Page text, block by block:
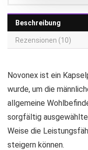
Beschreibung
Rezensionen (10)
Novonex ist ein
wurde, um die
allgemeine
sorgfältig
Weise die
steigern können.